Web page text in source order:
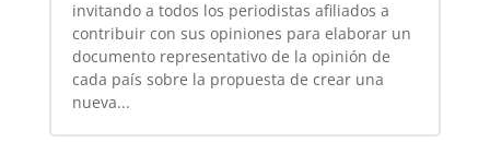
invitando a todos los periodistas afiliados a
contribuir con sus opiniones para elaborar un
documento representativo de la opinión de
cada país sobre la propuesta de crear una
nueva...